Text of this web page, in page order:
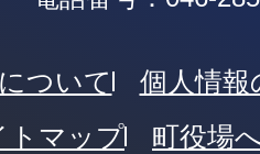
ついて
個人情
トマップ
町役場